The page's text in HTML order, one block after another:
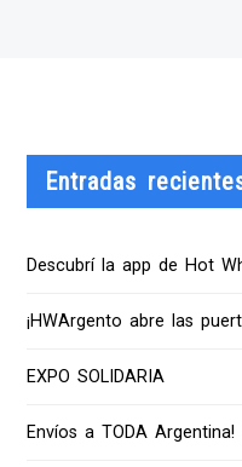
Entradas
Descubrí la app de Hot
¡HWArgento abre las
EXPO SOLIDARIA
Envíos a TODA Argentina!